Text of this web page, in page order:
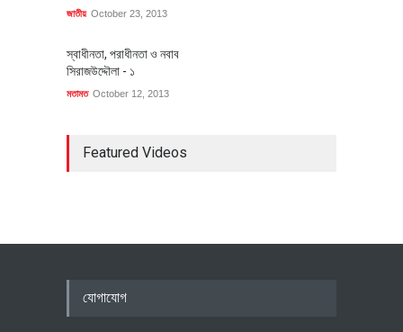
জাতীয় October 23, 2013
স্বাধীনতা, পরাধীনতা ও নবাব
সিরাজউদ্দৌলা - ১
মতামত October 12, 2013
Featured Videos
যোগাযোগ